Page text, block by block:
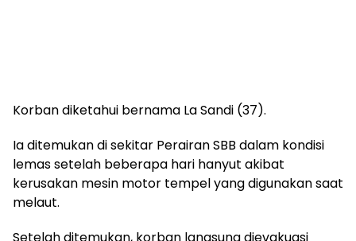
Korban diketahui bernama La Sandi (37).
Ia ditemukan di sekitar Perairan SBB dalam kondisi
lemas setelah beberapa hari hanyut akibat
kerusakan mesin motor tempel yang digunakan saat
melaut.